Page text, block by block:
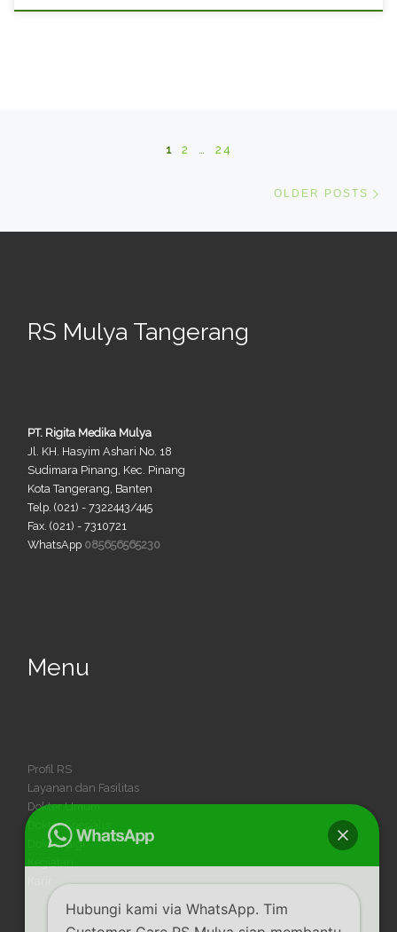
Posts navigation
1 2 24
OLDER POSTS
RS Mulya Tangerang
PT. Rigita Medika Mulya
Jl. KH. Hasyim Ashari No. 18
Sudimara Pinang, Kec. Pinang
Kota Tangerang, Banten
Telp. (021) - 7322443/445
Fax. (021) - 7310721
WhatsApp 085656565230
Menu
Profil RS
Layanan dan Fasilitas
Dokter Umum
Dokter Spesialis
Dokter Gigi
Hubungi kami via WhatsApp. Tim